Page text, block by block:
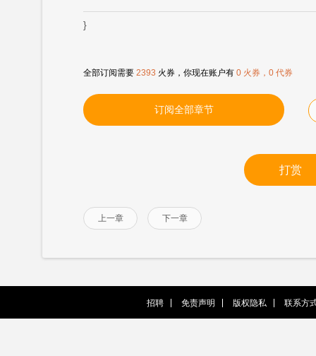
}
全部订阅需要 2393 火券，你现在账户有 0 火券，0 代券
订阅全部章节
打赏
上一章 下一章
招聘 免责声明 版权隐私 联系方